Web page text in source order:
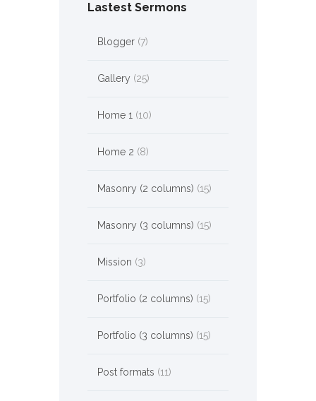
Lastest Sermons
Blogger(7)
Gallery (25)
Home 1 (10)
Home 2 (8)
Masonry (2 columns) (15)
Masonry (3 columns) (15)
Mission (3)
Portfolio (2 columns) (15)
Portfolio (3 columns) (15)
Post formats (11)